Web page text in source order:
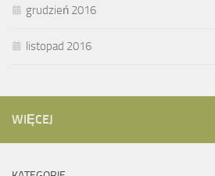
grudzień 2016
listopad 2016
WIĘCEJ